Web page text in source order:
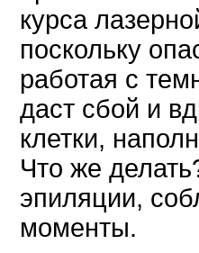
курса
поскольку
работая с
даст сбой и
клетки,
Что же
эпиляции,
моменты.